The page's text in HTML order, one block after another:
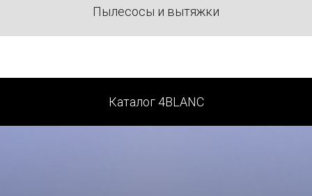
Пылесосы и вытяжки
Каталог 4BLANC